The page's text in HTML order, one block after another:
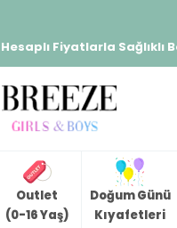
Hesaplı Fiyatlarla Sağlıklı
Outlet
(0-16 Yaş)
Doğum Günü
Kıyafetleri